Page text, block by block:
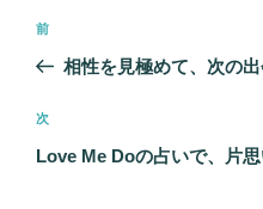
投
ナ
ビ
ゲ
前
の
稿
前
相性を見極めて、次の
次
の
次
Love Me Doの占いで、片思